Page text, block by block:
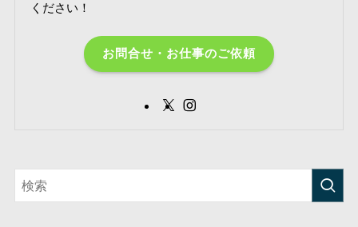
ください！
お問合せ・お仕事のご依頼